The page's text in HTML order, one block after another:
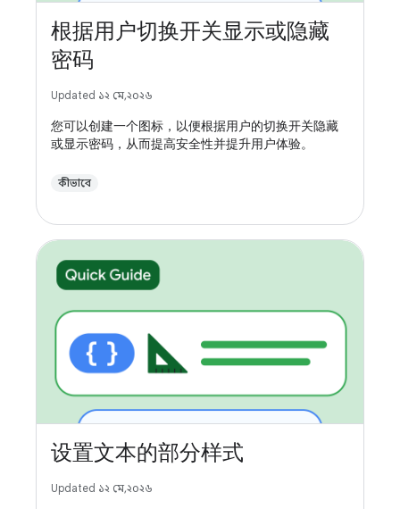
根据用户切换开关显示或隐藏
密码
Updated ১২ মে, ২০২৬
您可以创建一个图标，以便根据用户的切换开关隐藏
或显示密码，从而提高安全性并提升用户体验。
কীভাবে
设置文本的部分样式
Updated ১২ মে, ২০২৬